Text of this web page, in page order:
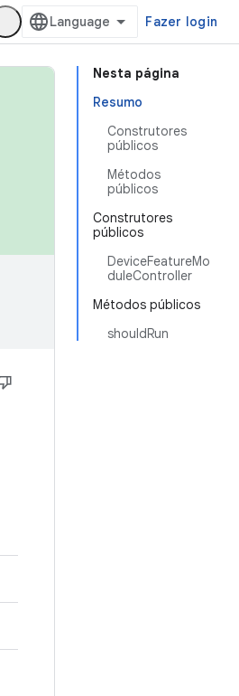
Fazer login
Nesta página
Resumo
Construtores
públicos
Métodos
públicos
Construtores
públicos
DeviceFeatureMo
duleController
Métodos públicos
shouldRun